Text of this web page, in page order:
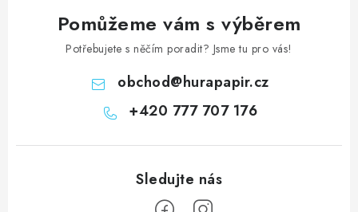
Pomůžeme vám s výběrem
Potřebujete s něčím poradit? Jsme tu pro vás!
obchod@hurapapir.cz
+420 777 707 176